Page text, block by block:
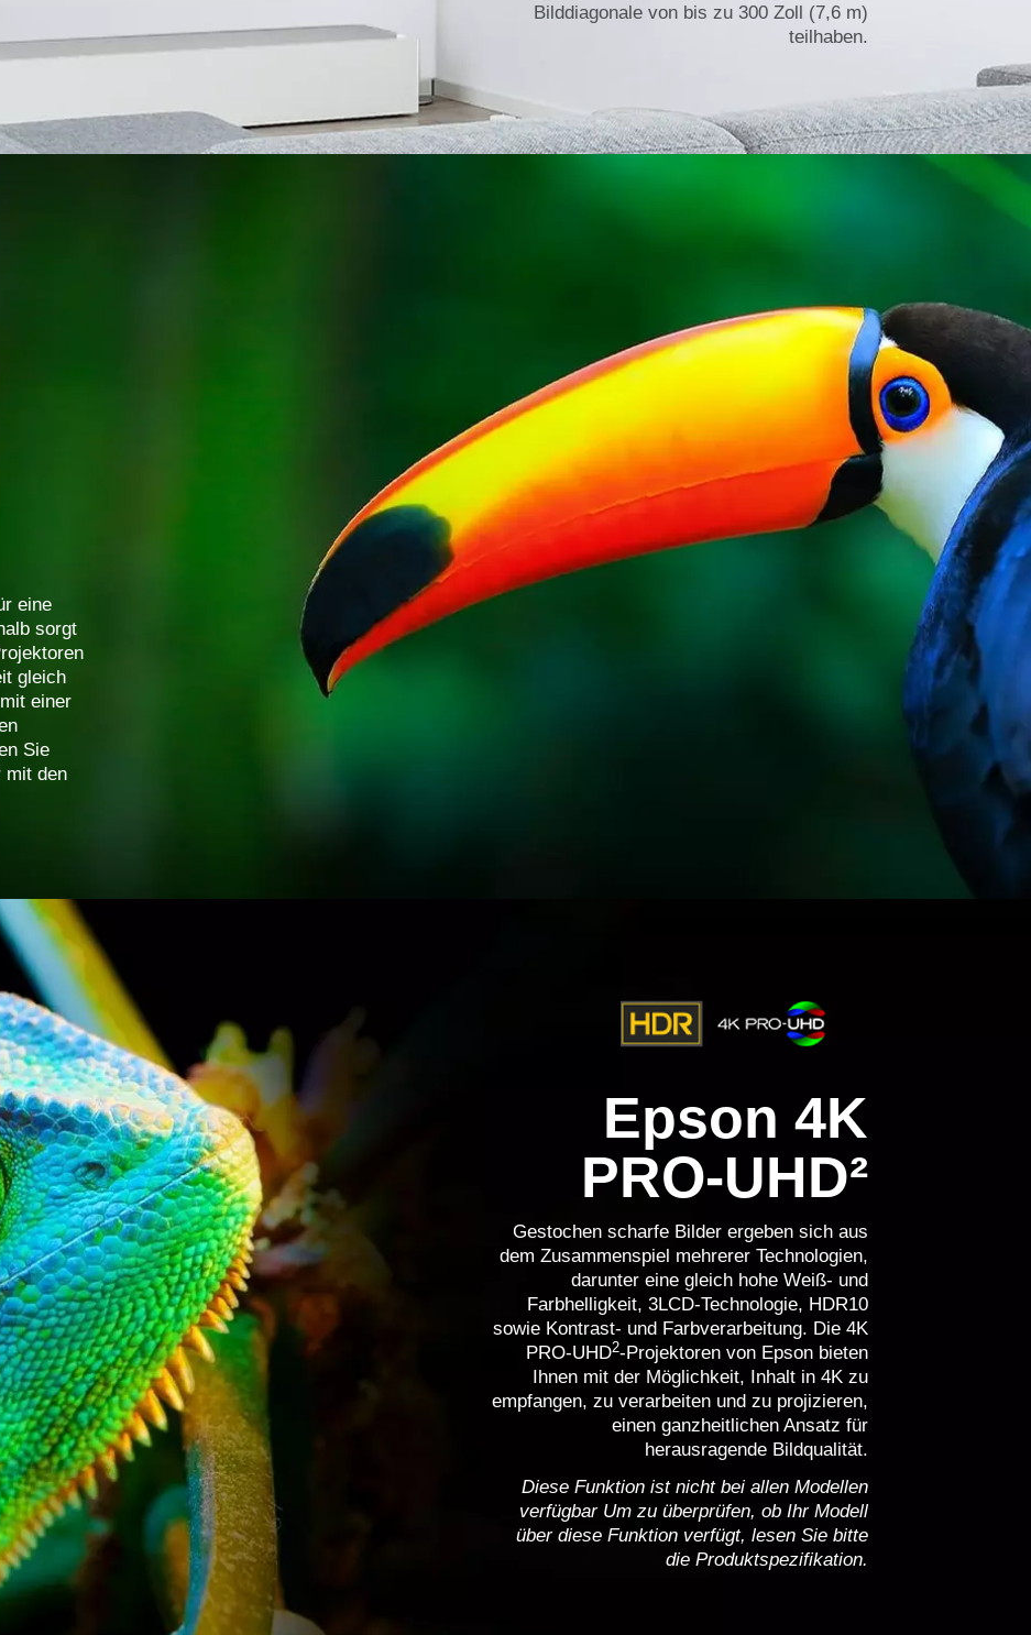
Bilddiagonale von bis zu 300 Zoll (7,6 m)
teilhaben.
eine
sorgt
gleich
einer
Sie
mit den
Epson 4K
PRO-UHD²
Gestochen scharfe Bilder ergeben sich aus
dem Zusammenspiel mehrerer Technologien,
darunter eine gleich hohe Weiß- und
Farbhelligkeit, 3LCD-Technologie, HDR10
sowie Kontrast- und Farbverarbeitung. Die 4K
PRO-UHD2-Projektoren von Epson bieten
Ihnen mit der Möglichkeit, Inhalt in 4K zu
empfangen, zu verarbeiten und zu projizieren,
einen ganzheitlichen Ansatz für
herausragende Bildqualität.
Diese Funktion ist nicht bei allen Modellen
verfügbar Um zu überprüfen, ob Ihr Modell
über diese Funktion verfügt, lesen Sie bitte
die Produktspezifikation.